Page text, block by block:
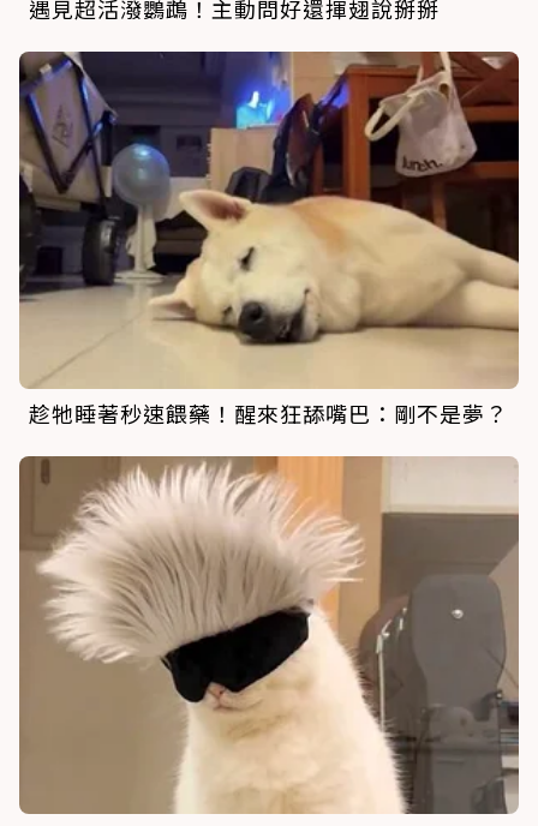
遇見超活潑鸚鵡！主動問好還揮翅說掰掰
趁牠睡著秒速餵藥！醒來狂舔嘴巴：剛不是夢？